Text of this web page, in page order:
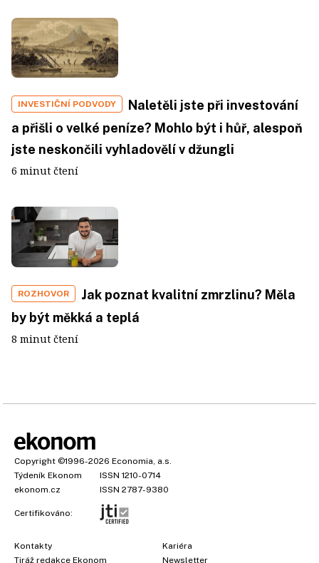
INVESTIČNÍ PODVODY
Naletěli jste při investování
a přišli o velké peníze? Mohlo být i hůř, alespoň
jste neskončili vyhladovělí v džungli
6 minut čtení
ROZHOVOR
Jak poznat kvalitní zmrzlinu? Měla
by být měkká a teplá
8 minut čtení
Copyright ©1996-2026 Economia, a.s.
Týdeník Ekonom
ISSN 1210-0714
ekonom.cz
ISSN 2787-9380
Certifikováno:
Kontakty
Tiráž redakce Ekonom
Kariéra
Newsletter